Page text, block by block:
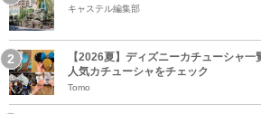
キャステル編集部
【2026夏】ディズニーカチューシャ一
人気カチューシャをチェック
Tomo